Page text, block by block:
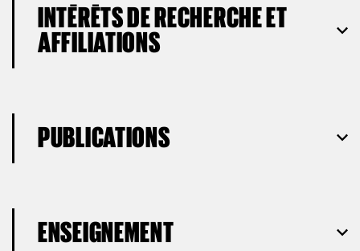
INTÉRÊTS DE RECHERCHE ET
AFFILIATIONS
PUBLICATIONS
ENSEIGNEMENT